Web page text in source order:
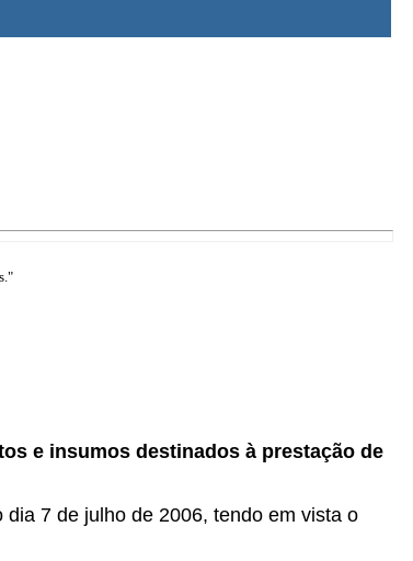
e insumos destinados à prestação de
7 de julho de 2006, tendo em vista o